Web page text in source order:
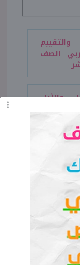
والتقييم
الصف
والأداء
للصف
العاشر
الصف
علوم
التقييمات